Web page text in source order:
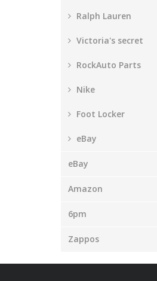
Ralph Lauren
Victoria's secret
RockAuto Parts
Nike
Foot Locker
eBay
eBay
Amazon
6pm
Zappos